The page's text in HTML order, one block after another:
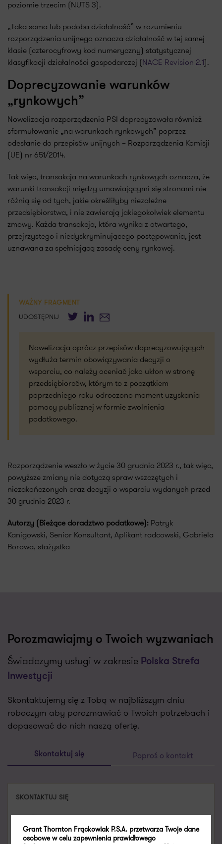
poziomie trzecim (NUTS 3).
„Taka sama lub podoba działalność” w rozumieniu
rozporządzenia unijnego oznacza działalność w tej samej
klasie (czterocyfrowy kod numeryczny) statystycznej
klasyfikacji działalności gospodarczej (NACE Revision 2.1).
Doprecyzowanie warunków
„rynkowych”
Nowelizacja rozporządzenia PSI doprecyzowała również
sformułowanie „na warunkach rynkowych” poprzez
odesłanie do przepisów unijnych – Rozporządzenia Komisji
(UE) nr 651/2014.
Tak więc, transakcja na warunkach rynkowych oznacza, że
warunki transakcji między umawiającymi się stronami nie
różnią się od tych, jakie określiłyby niezależne
przedsiębiorstwa, i nie zawierają jakiegokolwiek elementu
zmowy. Każda transakcja, która wynika z otwartego,
przejrzystego i niedyskryminującego postępowania, jest
uznawana za spełniającą zasadę ceny rynkowej.
WAŻNY FRAGMENT
UDOSTĘPNIJ TwitterLinkedIn
E-mail
Nowelizacja oprócz przepisów doprecyzowujących
wydłuża termin obowiązywania decyzji o
wsparciu, co należy oceniać jako ukłon w stronę
przedsiębiorców, którym to z początkiem
poprzedniego roku odroczono moment uzyskania
pomocy publicznej w formie zwolnienia
podatkowego.
Rozporządzenie weszło w życie 30 grudnia 2023 r., tak więc,
powyższe zmiany nie dotyczą spraw wszczętych i
niezakończonych oraz decyzji o wsparciu wydanych przed
30 grudnia 2023 r.
Autorzy (Bieżące doradztwo podatkowe): Patryk
Kanigowski, Senior Konsultant, Aplikant radcowski, Gabriela
Borowa, stażystka
Porozmawiajmy o Twoich wyzwaniach
Świadczymy usługi w zakresie Polska Strefa
Inwestycji
Skontaktujemy się z Tobą w najbliższym dniu
roboczym aby porozmawiać o Twoich potrzebach i
dopasować do nich naszą ofertę.
Skontaktuj się Poproś o kontakt
SKONTAKTUJ SIĘ
Patryk Kanigowski
Supervisor, Radca prawny
Grant Thornton Frąckowiak P.S.A. przetwarza Twoje dane
osobowe w celu zapewnienia prawidłowego